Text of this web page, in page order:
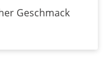
Geschmack